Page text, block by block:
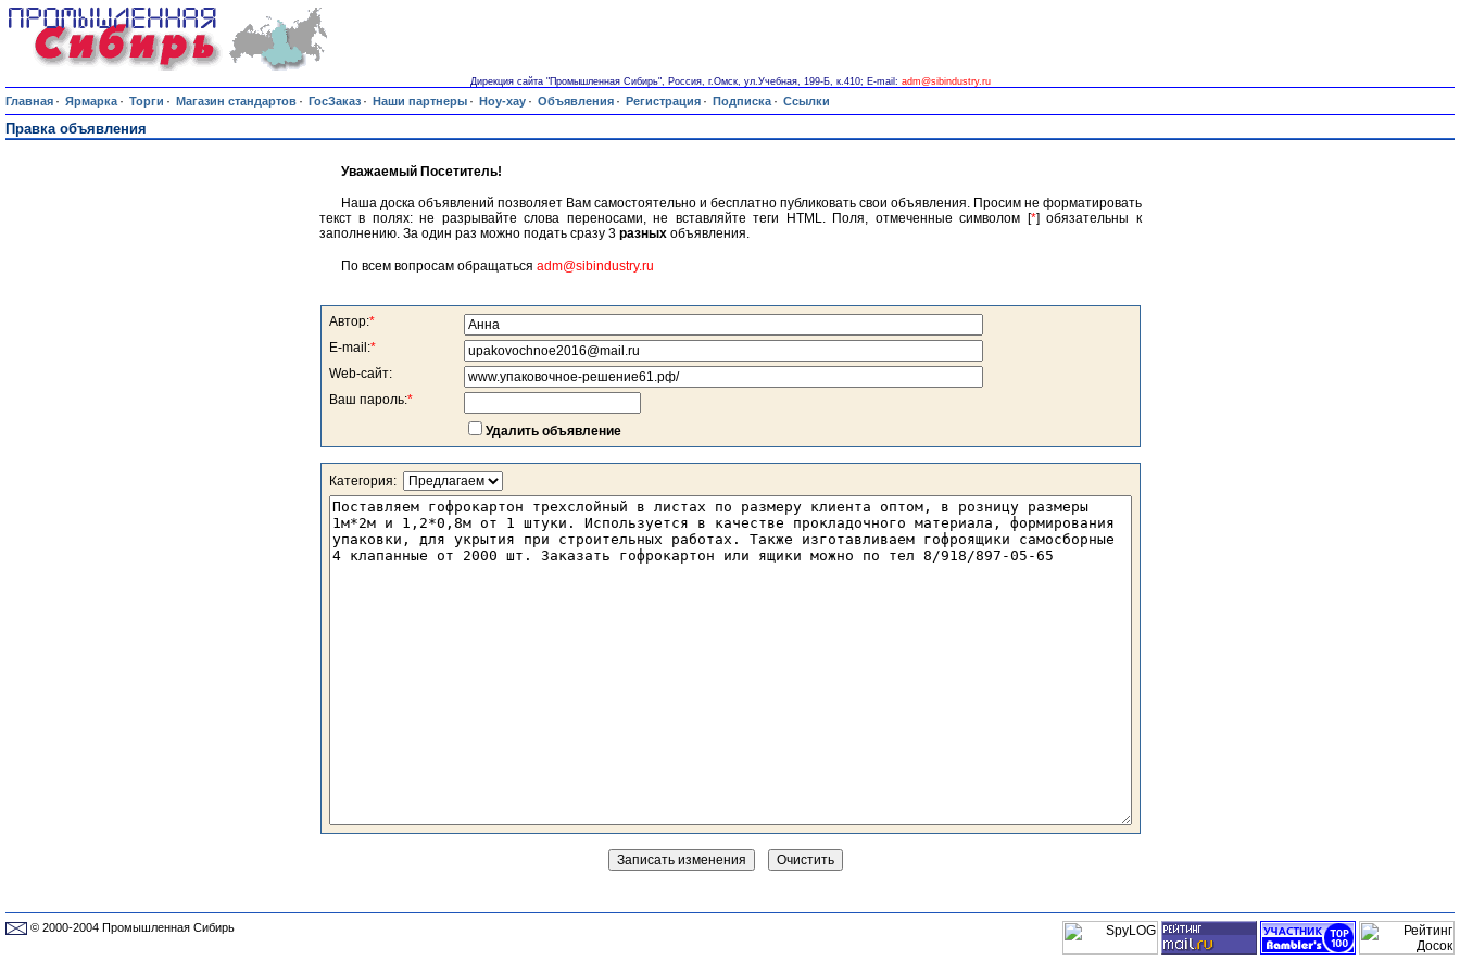
Дирекция сайта "Промышленная Сибирь", Россия, г.Омск, ул.Учебная, 199-Б, к.410; E-mail: adm@sibindustry.ru
Главная · Ярмарка · Торги · Магазин стандартов · ГосЗаказ · Наши партнеры · Ноу-хау · Объявления · Регистрация · Подписка · Ссылки
Правка объявления
Уважаемый Посетитель!
Наша доска объявлений позволяет Вам самостоятельно и бесплатно публиковать свои объявления. Просим не форматировать
текст в полях: не разрывайте слова переносами, не вставляйте теги HTML. Поля, отмеченные символом [*] обязательны к
заполнению. За один раз можно подать сразу 3 разныхобъявления.
По всем вопросам обращаться adm@sibindustry.ru
Автор:*
E-mail:*
Web-сайт:
Ваш пароль:*
Удалить объявление
Категория:
© 2000-2004 Промышленная Сибирь